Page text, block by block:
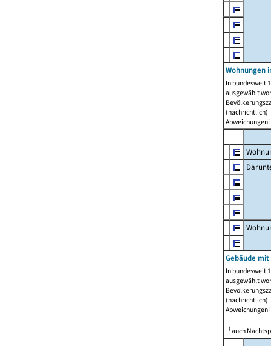
Wohnungen
In bundesweit
ausgewählt
Abweichungen
Gebäude
In bundesweit
ausgewählt
Abweichungen
1)auch